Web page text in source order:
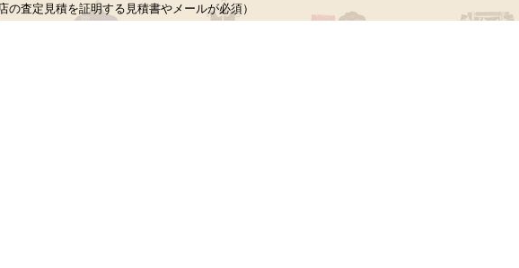
査定見積を証明する見積書やメールが必須）